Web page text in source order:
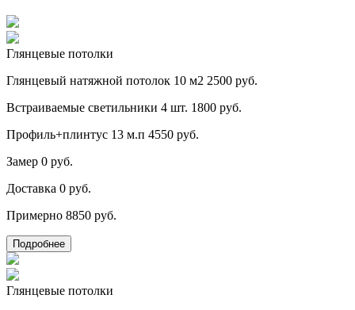
Глянцевые потолки
Глянцевый натяжной потолок 10 м2 2500 руб.
Встраиваемые светильники 4 шт. 1800 руб.
Профиль+плинтус 13 м.п 4550 руб.
Замер 0 руб.
Доставка 0 руб.
Примерно 8850 руб.
Подробнее
Глянцевые потолки